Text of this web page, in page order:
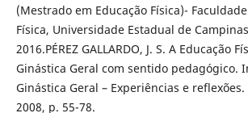
(Mestrado em Educação Física)-
Física, Universidade Estadual de
2016.PÉREZ GALLARDO, J. S. A Educação
Ginástica Geral com sentido pedagógico.
Ginástica Geral – Experiências e reflexões.
2008, p. 55-78.